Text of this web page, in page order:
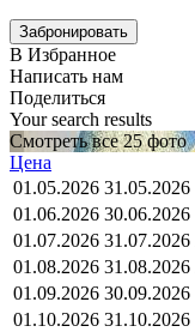
В Избранное
Написать нам
Поделиться
Your search results
Смотреть все 25 фото
Цена
01.05.2026 31.05.2026
01.06.2026 30.06.2026
01.07.2026 31.07.2026
01.08.2026 31.08.2026
01.09.2026 30.09.2026
01.10.2026 31.10.2026